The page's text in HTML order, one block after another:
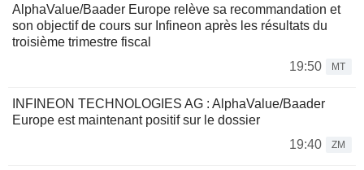
AlphaValue/Baader Europe relève sa recommandation et
son objectif de cours sur Infineon après les résultats du
troisième trimestre fiscal
19:50
MT
INFINEON TECHNOLOGIES AG : AlphaValue/Baader
Europe est maintenant positif sur le dossier
19:40
ZM